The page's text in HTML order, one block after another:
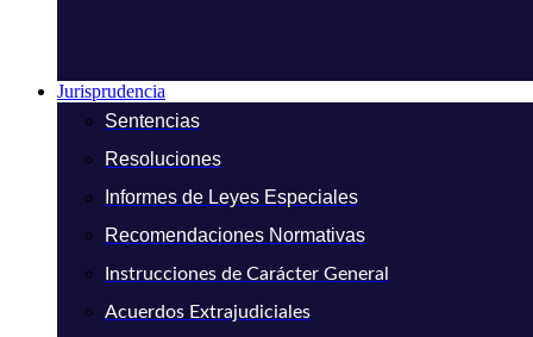
Jurisprudencia
Sentencias
Resoluciones
Informes de Leyes Especiales
Recomendaciones Normativas
Instrucciones de Carácter General
Acuerdos Extrajudiciales